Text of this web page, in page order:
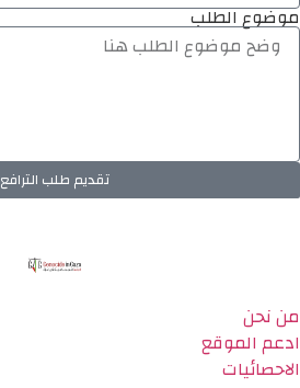
موضوع الطلب
تقديم طلب الترافع
من نحن
ادعم الموقع
الاحصائيات